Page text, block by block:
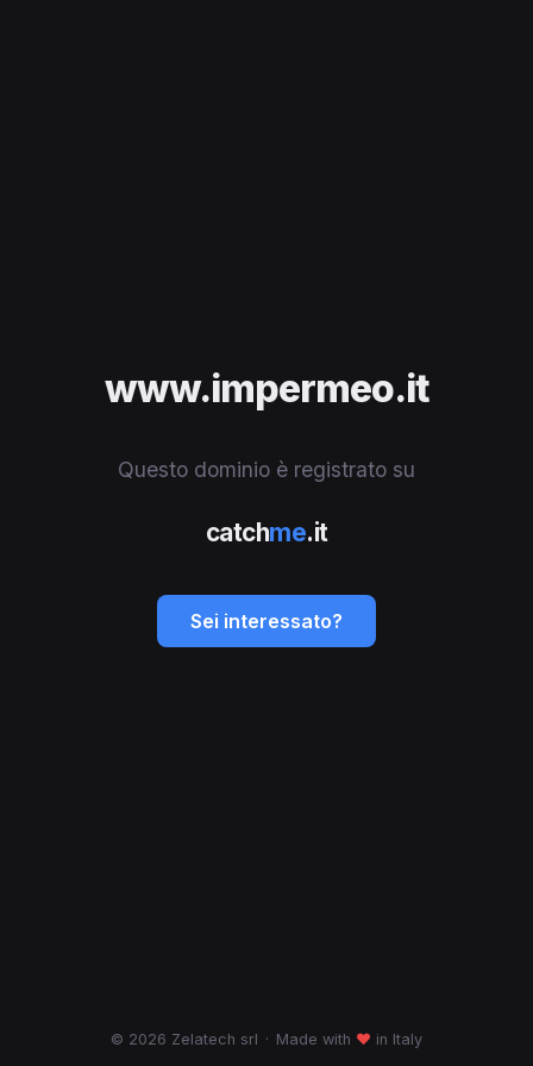
www.impermeo.it
Questo dominio è registrato su
catchme.it
Sei interessato?
© 2026 Zelatech srl · Made with ♥ in Italy